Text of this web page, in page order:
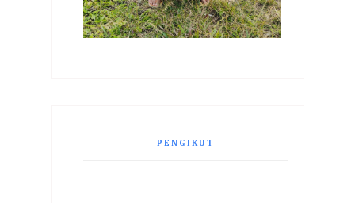
PENGIKUT